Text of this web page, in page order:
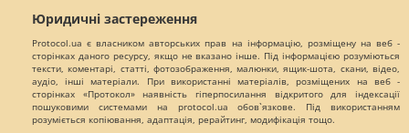
Юридичні застереження
Protocol.ua є власником авторських прав на інформацію, розміщену на веб -
сторінках даного ресурсу, якщо не вказано інше. Під інформацією розуміються
тексти, коментарі, статті, фотозображення, малюнки, ящик-шота, скани, відео,
аудіо, інші матеріали. При використанні матеріалів, розміщених на веб -
сторінках «Протокол» наявність гіперпосилання відкритого для індексації
пошуковими системами на protocol.ua обов`язкове. Під використанням
розуміється копіювання, адаптація, рерайтинг, модифікація тощо.